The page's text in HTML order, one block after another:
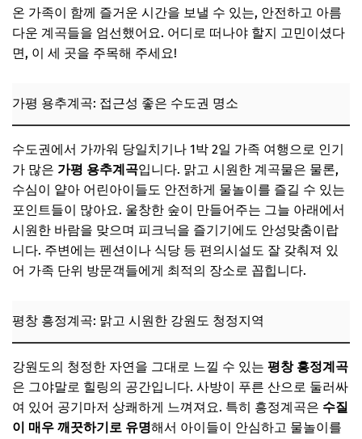
온 가족이 함께 즐거운 시간을 보낼 수 있는, 안전하고 아름
다운 계곡들을 엄선했어요. 어디로 떠나야 할지 고민이셨다
면, 이 세 곳을 주목해 주세요!
가평 용추계곡: 접근성 좋은 수도권 명소
수도권에서 가까워 당일치기나 1박 2일 가족 여행으로 인기
가 많은 가평 용추계곡입니다. 맑고 시원한 계곡물은 물론,
수심이 얕아 어린아이들도 안전하게 물놀이를 즐길 수 있는
포인트들이 많아요. 울창한 숲이 만들어주는 그늘 아래에서
시원한 바람을 맞으며 피크닉을 즐기기에도 안성맞춤이랍
니다. 주변에는 펜션이나 식당 등 편의시설도 잘 갖춰져 있
어 가족 단위 방문객들에게 최적의 장소로 꼽힙니다.
평창 흥정계곡: 맑고 시원한 강원도 청정지역
강원도의 청정한 자연을 그대로 느낄 수 있는 평창 흥정계곡
은 그야말로 힐링의 공간입니다. 사방이 푸른 산으로 둘러싸
여 있어 공기마저 상쾌하게 느껴져요. 특히 흥정계곡은 수질
이 매우 깨끗하기로 유명해서 아이들이 안심하고 물놀이를